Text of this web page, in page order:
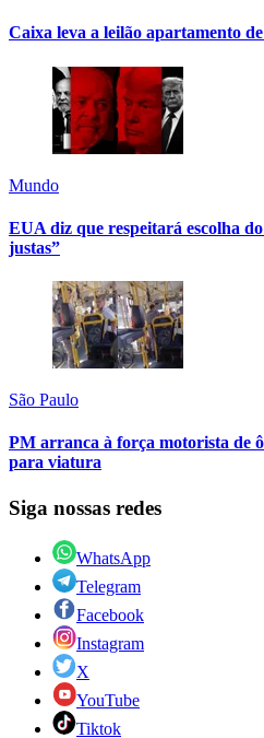
Caixa leva a leilão apartamento
Mundo
EUA diz que respeitará escolha
justas”
São Paulo
PM arranca à força motorista de
para viatura
Siga nossas redes
WhatsApp
Telegram
Facebook
Instagram
X
YouTube
Tiktok